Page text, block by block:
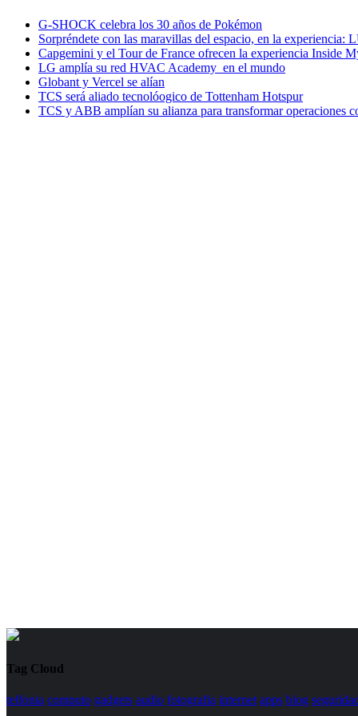
G-SHOCK celebra los 30 años de Pokémon
Sorpréndete con las maravillas del espacio, en la experiencia:
Capgemini y el Tour de France ofrecen la experiencia Inside
LG amplía su red HVAC Academy en el mundo
Globant y Vercel se alían
TCS será aliado tecnolóogico de Tottenham Hotspur
TCS y ABB amplían su alianza para transformar operaciones
Tag Cloud
telfonia computo gadgets audio fotografia internet apps blog